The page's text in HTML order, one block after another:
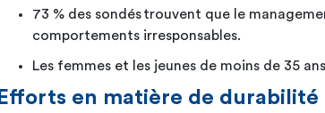
73 % des sondés trouvent que le
comportements irresponsables.
Les femmes et les jeunes de moins de 35
Efforts en matière de durabilité